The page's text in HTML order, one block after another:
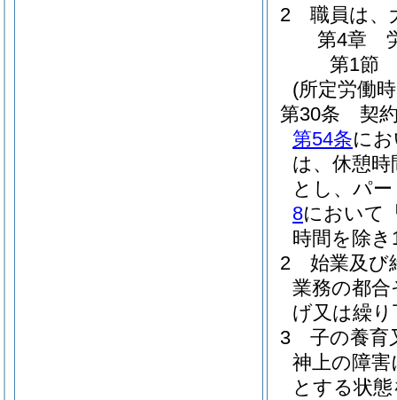
2
職員は、
第4章
第1節
(所定労働
第30条
契
第54条に
は、休憩
とし、パ
8において
時間を除
2
始業及び
業務の都
げ又は繰
3
子の養育
神上の障
とする状